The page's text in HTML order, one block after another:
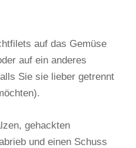
auf das Gemüse
auf ein anderes
Sie sie lieber getrennt
gehackten
und einen Schuss